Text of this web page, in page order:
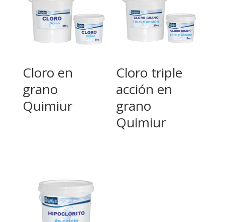
Cloro en
grano
Quimiur
Cloro triple
acción en
grano
Quimiur